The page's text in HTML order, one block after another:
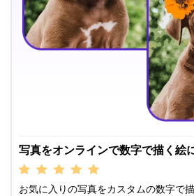
写真をオンラインで数字で描く絵
お気に入りの写真をカスタムの数字で